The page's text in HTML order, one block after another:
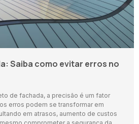
Saiba como evitar erros no
de fachada, a precisão é um fator
erros podem se transformar em
em atrasos, aumento de custos